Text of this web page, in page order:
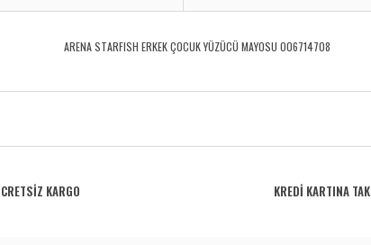
ARENA STARFISH ERKEK ÇOCUK YÜZÜCÜ MAYOSU 006714708
KARGO KREDİ KARTINA